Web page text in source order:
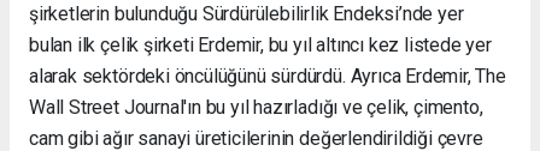
şirketlerin bulunduğu Sürdürülebilirlik Endeksi’nde yer
bulan ilk çelik şirketi Erdemir, bu yıl altıncı kez listede yer
alarak sektördeki öncülüğünü sürdürdü. Ayrıca Erdemir, The
Wall Street Journal'ın bu yıl hazırladığı ve çelik, çimento,
cam gibi ağır sanayi üreticilerinin değerlendirildiği çevre